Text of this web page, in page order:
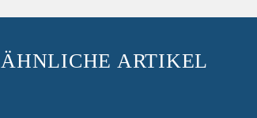
ÄHNLICHE ARTIKEL